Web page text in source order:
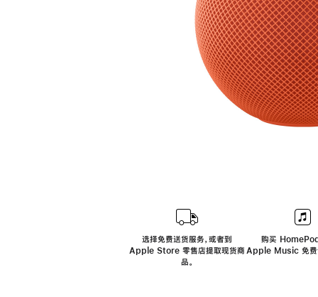
选择免费送货服务，或者到
Apple Store 零售店提取现货商
品。
购买
Apple Music 免费